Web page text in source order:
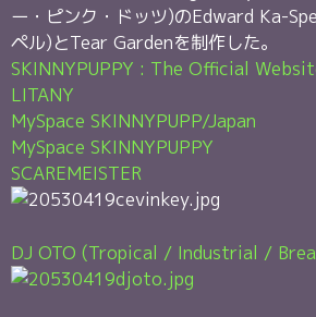
ー・ピンク・ドッツ)のEdward Ka-
ペル)とTear Gardenを制作した。
SKINNYPUPPY : The Official
LITANY
MySpace SKINNYPUPP/Japan
MySpace SKINNYPUPPY
SCAREMEISTER
DJ OTO (Tropical / Industrial /